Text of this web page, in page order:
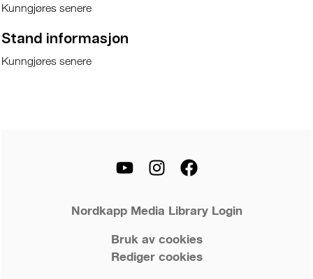
Kunngjøres senere
Stand informasjon
Kunngjøres senere
Nordkapp Media Library Login
Bruk av cookies
Rediger cookies